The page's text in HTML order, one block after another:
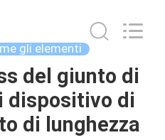
gli elementi
del giunto di
dispositivo di
di lunghezza